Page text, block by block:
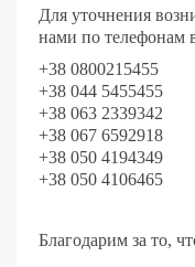
Для уточнения
нами по телефонам
+38 0800215455
+38 044 5455455
+38 063 2339342
+38 067 6592918
+38 050 4194349
+38 050 4106465
Благодарим за то,